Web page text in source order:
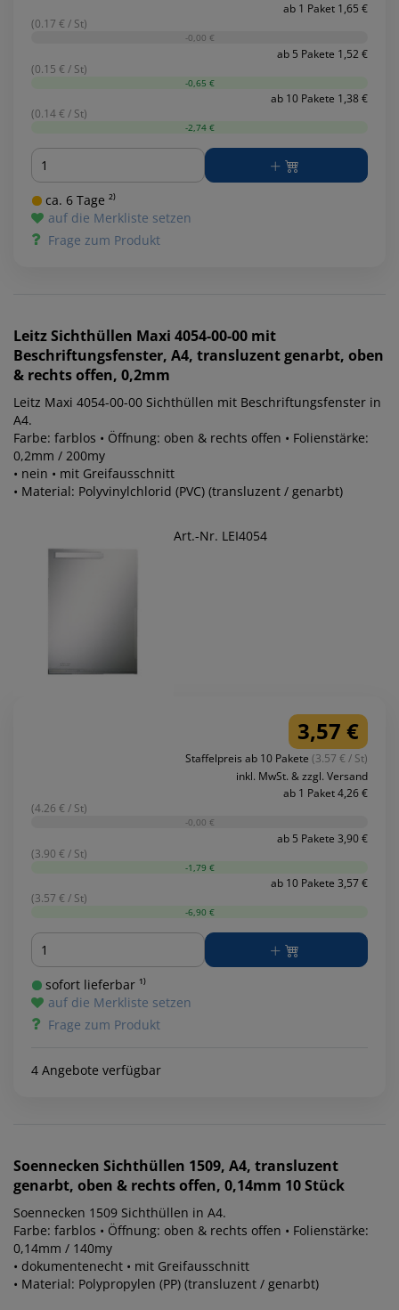
ab 1 Paket 1,65 €
(0.17 € / St)
-0,00 €
ab 5 Pakete 1,52 €
(0.15 € / St)
-0,65 €
ab 10 Pakete 1,38 €
(0.14 € / St)
-2,74 €
Menge
ca. 6 Tage ²⁾
auf die Merkliste setzen
Frage zum Produkt
LeitzSichthüllen Maxi 4054-00-00 mit
Beschriftungsfenster, A4, transluzent genarbt, oben
& rechts offen, 0,2mm
Leitz Maxi 4054-00-00 Sichthüllen mit Beschriftungsfenster in
A4.
Farbe: farblos • Öffnung: oben & rechts offen • Folienstärke:
0,2mm / 200my
• nein • mit Greifausschnitt
• Material: Polyvinylchlorid (PVC) (transluzent / genarbt)
Art.-Nr. LEI4054
3,57 €
Staffelpreis ab 10 Pakete (3.57 € / St)
inkl. MwSt. & zzgl. Versand
ab 1 Paket 4,26 €
(4.26 € / St)
-0,00 €
ab 5 Pakete 3,90 €
(3.90 € / St)
-1,79 €
ab 10 Pakete 3,57 €
(3.57 € / St)
-6,90 €
Menge
sofort lieferbar ¹⁾
auf die Merkliste setzen
Frage zum Produkt
4 Angebote verfügbar
Soennecken Sichthüllen 1509, A4, transluzent
genarbt, oben & rechts offen, 0,14mm 10 Stück
Soennecken 1509 Sichthüllen in A4.
Farbe: farblos • Öffnung: oben & rechts offen • Folienstärke:
0,14mm / 140my
• dokumentenecht • mit Greifausschnitt
• Material: Polypropylen (PP) (transluzent / genarbt)